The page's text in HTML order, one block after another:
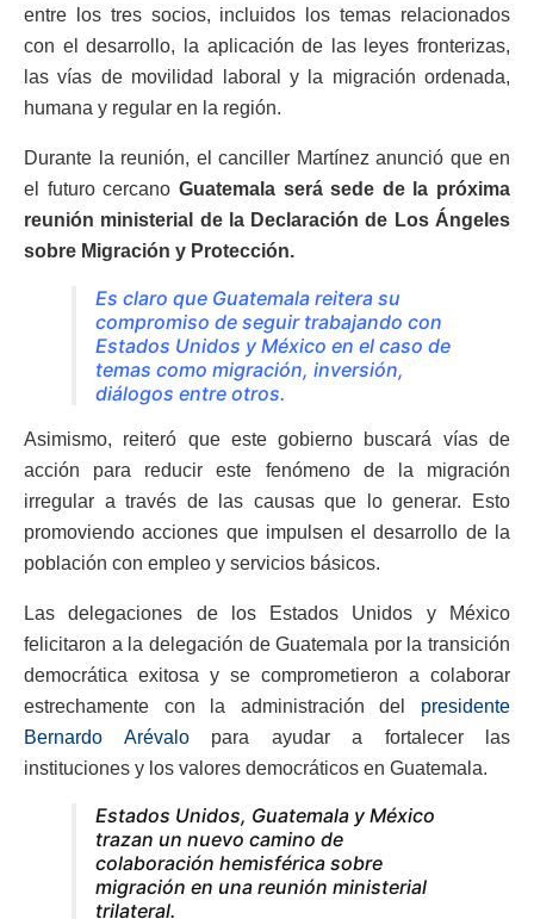
entre los tres socios, incluidos los temas relacionados
con el desarrollo, la aplicación de las leyes fronterizas,
las vías de movilidad laboral y la migración ordenada,
humana y regular en la región.
Durante la reunión, el canciller Martínez anunció que en
el futuro cercano Guatemala será sede de la próxima
reunión ministerial de la Declaración de Los Ángeles
sobre Migración y Protección.
Es claro que Guatemala reitera su
compromiso de seguir trabajando con
Estados Unidos y México en el caso de
temas como migración, inversión,
diálogos entre otros.
Asimismo, reiteró que este gobierno buscará vías de
acción para reducir este fenómeno de la migración
irregular a través de las causas que lo generar. Esto
promoviendo acciones que impulsen el desarrollo de la
población con empleo y servicios básicos.
Las delegaciones de los Estados Unidos y México
felicitaron a la delegación de Guatemala por la transición
democrática exitosa y se comprometieron a colaborar
estrechamente con la administración del presidente
Bernardo Arévalopara ayudar a fortalecer las
instituciones y los valores democráticos en Guatemala.
Estados Unidos, Guatemala y México
trazan un nuevo camino de
colaboración hemisférica sobre
migración en una reunión ministerial
trilateral.